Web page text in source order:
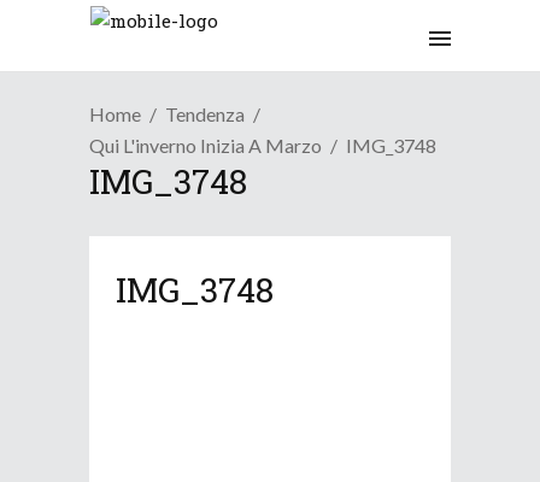
Home
Tendenza
Qui L'inverno Inizia A Marzo
IMG_3748
IMG_3748
IMG_3748